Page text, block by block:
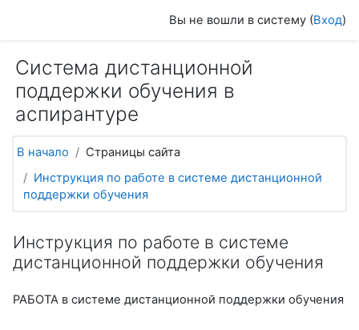
Вы не вошли в систему (Вход)
Система дистанционной
поддержки обучения в
аспирантуре
В начало
Страницы сайта
Инструкция по работе в системе дистанционной
поддержки обучения
Инструкция по работе в системе
дистанционной поддержки обучения
РАБОТА в системе дистанционной поддержки обучения